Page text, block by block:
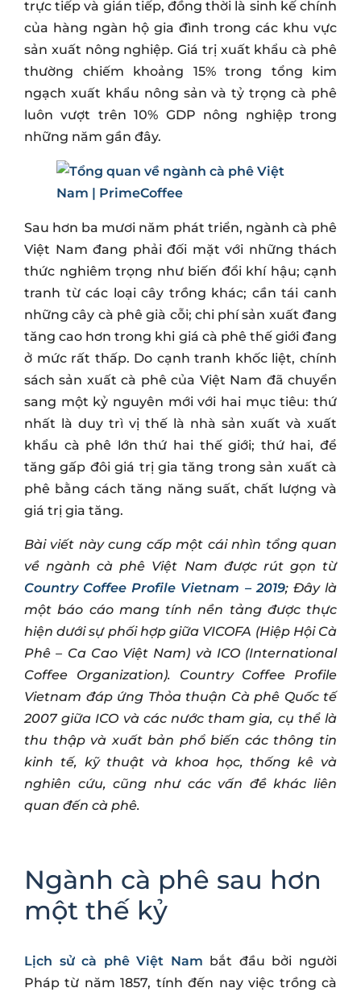
trực tiếp và gián tiếp, đồng thời là sinh kế chính
của hàng ngàn hộ gia đình trong các khu vực
sản xuất nông nghiệp. Giá trị xuất khẩu cà phê
thường chiếm khoảng 15% trong tổng kim
ngạch xuất khẩu nông sản và tỷ trọng cà phê
luôn vượt trên 10% GDP nông nghiệp trong
những năm gần đây.
Sau hơn ba mươi năm phát triển, ngành cà phê
Việt Nam đang phải đối mặt với những thách
thức nghiêm trọng như biến đổi khí hậu; cạnh
tranh từ các loại cây trồng khác; cần tái canh
những cây cà phê già cỗi; chi phí sản xuất đang
tăng cao hơn trong khi giá cà phê thế giới đang
ở mức rất thấp. Do cạnh tranh khốc liệt, chính
sách sản xuất cà phê của Việt Nam đã chuyển
sang một kỷ nguyên mới với hai mục tiêu: thứ
nhất là duy trì vị thế là nhà sản xuất và xuất
khẩu cà phê lớn thứ hai thế giới; thứ hai, để
tăng gấp đôi giá trị gia tăng trong sản xuất cà
phê bằng cách tăng năng suất, chất lượng và
giá trị gia tăng.
Bài viết này cung cấp một cái nhìn tổng quan
về ngành cà phê Việt Nam được rút gọn từ
Country Coffee Profile Vietnam – 2019; Đây là
một báo cáo mang tính nền tảng được thực
hiện dưới sự phối hợp giữa VICOFA (Hiệp Hội Cà
Phê – Ca Cao Việt Nam) và ICO (International
Coffee Organization). Country Coffee Profile
Vietnam đáp ứng Thỏa thuận Cà phê Quốc tế
2007 giữa ICO và các nước tham gia, cụ thể là
thu thập và xuất bản phổ biến các thông tin
kinh tế, kỹ thuật và khoa học, thống kê và
nghiên cứu, cũng như các vấn đề khác liên
quan đến cà phê.
Ngành cà phê sau hơn
một thế kỷ
Lịch sử cà phê Việt Nam bắt đầu bởi người
Pháp từ năm 1857, tính đến nay việc trồng cà